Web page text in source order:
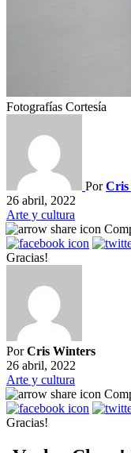
Fotografías Cortesía
PorCris
26 abril, 2022
Arte y cultura
Gracias!
PorCris Winters
26 abril, 2022
Arte y cultura
Gracias!